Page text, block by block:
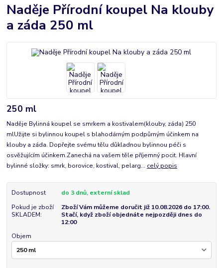
Naděje Přírodní koupel Na klouby
a záda 250 ml
250 ml
Naděje Bylinná koupel se smrkem a kostivalem(klouby, záda) 250
mlUžijte si bylinnou koupel s blahodárným podpůrným účinkem na
klouby a záda. Dopřejte svému tělu důkladnou bylinnou péči s
osvěžujícím účinkem.Zanechá na vašem těle příjemný pocit. Hlavní
bylinné složky: smrk, borovice, kostival, pelarg... celý popis
Dostupnost
do 3 dnů, externí sklad
Pokud je zboží
SKLADEM:
Zboží Vám můžeme doručit již 10.08.2026 do 17:00.
Stačí, když zboží objednáte nejpozději dnes do
12:00
Objem